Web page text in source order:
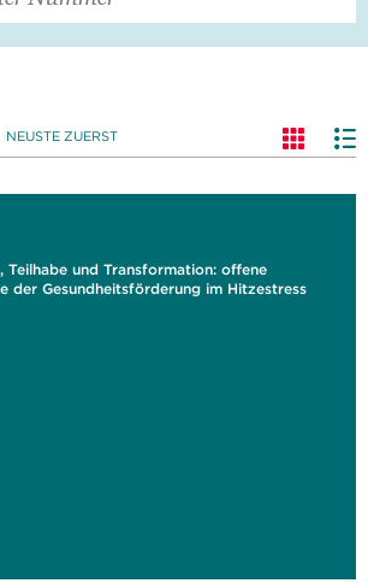
NEUSTE ZUERST
Teilhabe und Transformation: offene
der Gesundheitsförderung im Hitzestress